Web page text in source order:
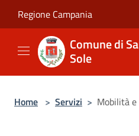
Regione Campania
Comune di
Sole
Home > Servizi > Mobilità